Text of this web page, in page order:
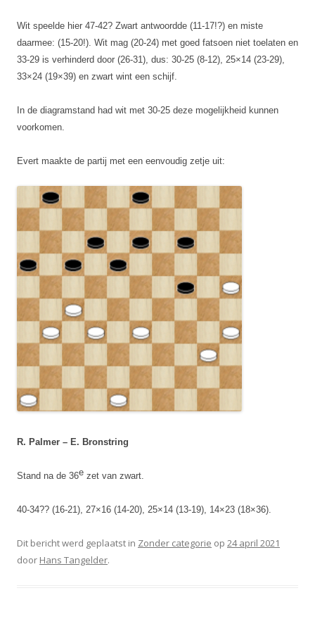
Wit speelde hier 47-42? Zwart antwoordde (11-17!?) en miste
daarmee: (15-20!). Wit mag (20-24) met goed fatsoen niet toelaten en
33-29 is verhinderd door (26-31), dus: 30-25 (8-12), 25×14 (23-29),
33×24 (19×39) en zwart wint een schijf.
In de diagramstand had wit met 30-25 deze mogelijkheid kunnen
voorkomen.
Evert maakte de partij met een eenvoudig zetje uit:
R. Palmer – E. Bronstring
Stand na de 36e zet van zwart.
40-34?? (16-21), 27×16 (14-20), 25×14 (13-19), 14×23 (18×36).
Dit bericht werd geplaatst in Zonder categorie op 24 april 2021
door Hans Tangelder.